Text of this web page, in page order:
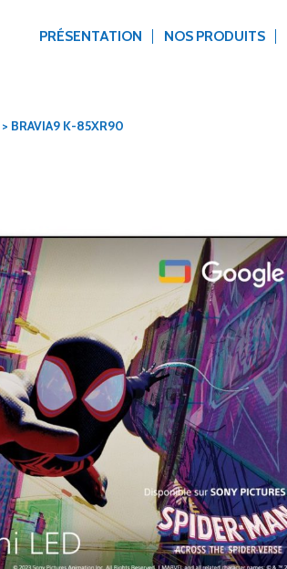
PRÉSENTATION NOS PRODUITS
> BRAVIA9 K-85XR90